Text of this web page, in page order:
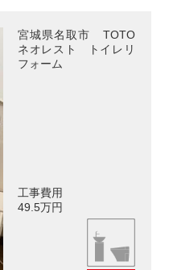
宮城県名取市 TOTO
ネオレスト トイレリ
フォーム
工事費用
49.5万円